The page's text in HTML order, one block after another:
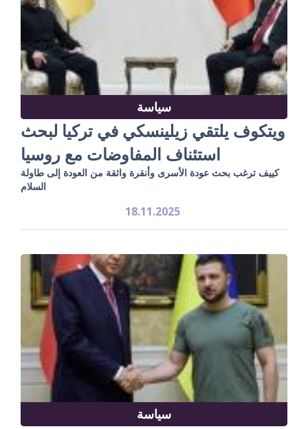
سياسة
ويتكوف يلتقي زيلينسكي في تركيا لبحث
استئناف المفاوضات مع روسيا
كييف ترغب بحث عودة الأسرى وأنقرة واثقة من العودة إلى طاولة
السلام
18.11.2025
سياسة